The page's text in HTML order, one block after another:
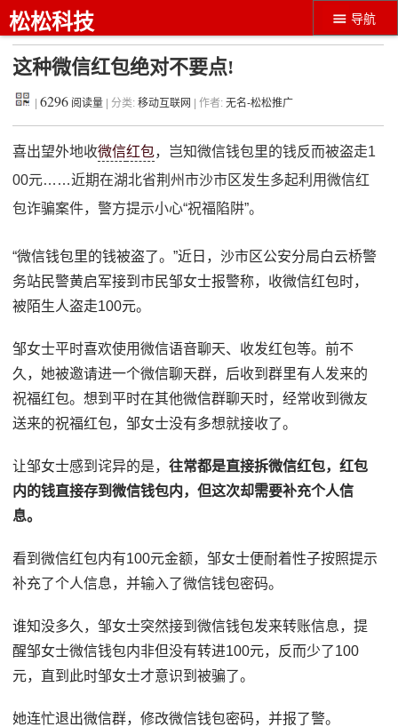
导航
松松科技
这种微信红包绝对不要点!
|6296 阅读量 | 分类:移动互联网 | 作者:无名-松松推广
喜出望外地收微信红包，岂知微信钱包里的钱反而被盗走1
00元……近期在湖北省荆州市沙市区发生多起利用微信红
包诈骗案件，警方提示小心“祝福陷阱”。
“微信钱包里的钱被盗了。”近日，沙市区公安分局白云桥警
务站民警黄启军接到市民邹女士报警称，收微信红包时，
被陌生人盗走100元。
邹女士平时喜欢使用微信语音聊天、收发红包等。前不
久，她被邀请进一个微信聊天群，后收到群里有人发来的
祝福红包。想到平时在其他微信群聊天时，经常收到微友
送来的祝福红包，邹女士没有多想就接收了。
让邹女士感到诧异的是，往常都是直接拆微信红包，红包
内的钱直接存到微信钱包内，但这次却需要补充个人信
息。
看到微信红包内有100元金额，邹女士便耐着性子按照提示
补充了个人信息，并输入了微信钱包密码。
谁知没多久，邹女士突然接到微信钱包发来转账信息，提
醒邹女士微信钱包内非但没有转进100元，反而少了100
元，直到此时邹女士才意识到被骗了。
她连忙退出微信群，修改微信钱包密码，并报了警。